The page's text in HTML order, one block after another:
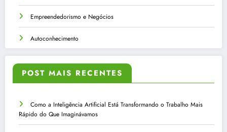
Empreendedorismo e Negócios
Autoconhecimento
POST MAIS RECENTES
Como a Inteligência Artificial Está Transformando o Trabalho Mais
Rápido do Que Imaginávamos